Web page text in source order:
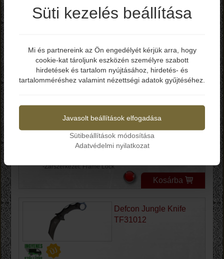
-Markolat: Titánium / Szénszál
-Zárszerkezet: Frame-lock
Defcon Valkyrie
TF9393
-Penge hossz: 76 mm
-Penge keménység: 57-59 HRC
-Zárszerkezet: Frame Lock
Kosárba
Defcon Jungle Knife
TF31012
Elmúltál már 18 éves?
Süti kezelés beállítása
Mi és partnereink az Ön engedélyét kérjük arra, hogy
cookie-kat tároljunk eszközén személyre szabott
hirdetések és tartalom nyújtásához, hirdetés- és
tartalomméréshez valamint nézettségi adatok gyűjtéséhez.
Javasolt beállítások elfogadása
Sütibeállítások módosítása
Adatvédelmi nyilatkozat